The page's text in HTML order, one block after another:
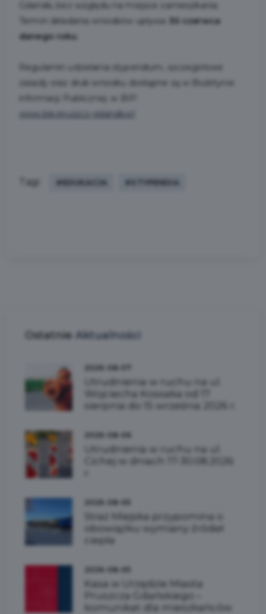
Gdański, bez względu na miejsce zamieszkania.
Termin składania wniosków upływa
30 czerwca
danego roku
Regulamin udzielania stypendium, szczegółowe
zasady oraz druk wniosku dostępne są w Biuletynie
informacji Publicznej: w BIP:
www.bip.pruszcz-gdanski.pl
Tagi: #EDUKACJA #STYPENDIA
Ostatnie Aktualności
Utrudnienia w ruchu na ul.
Wojciecha Kossaka od 17
sierpnia do 15 września 2026 r.
Utrudnienia w ruchu na ul.
Cichej w dniach 17-30.08.2026
Straż Miejska przypomina o
obowiązku wymiany źródeł
ciepła
Kasa w Urzędzie Miasta
Pruszcza Gdańskiego –
komunikat dla mieszkańców